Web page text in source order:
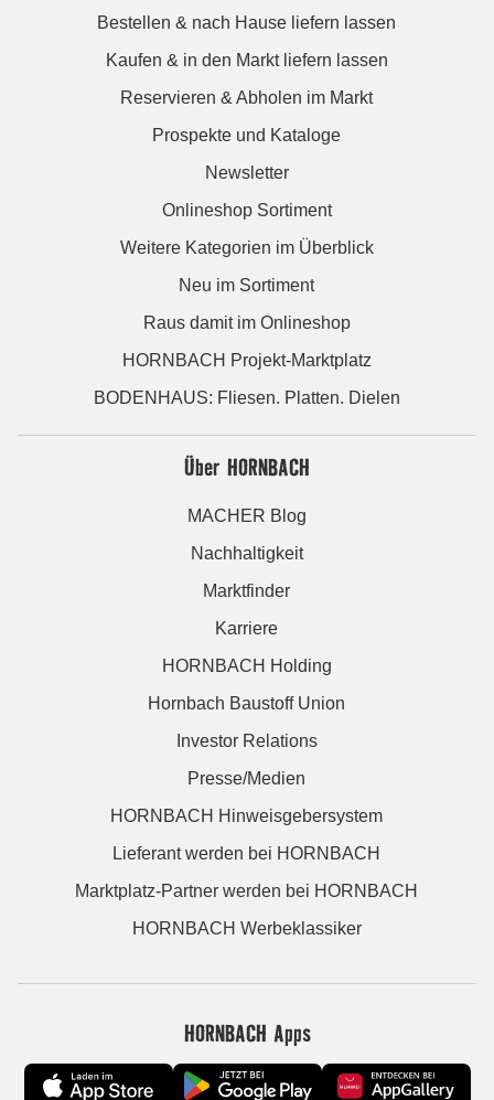
Bestellen & nach Hause liefern lassen
Kaufen & in den Markt liefern lassen
Reservieren & Abholen im Markt
Prospekte und Kataloge
Newsletter
Onlineshop Sortiment
Weitere Kategorien im Überblick
Neu im Sortiment
Raus damit im Onlineshop
HORNBACH Projekt-Marktplatz
BODENHAUS: Fliesen. Platten. Dielen
Über HORNBACH
MACHER Blog
Nachhaltigkeit
Marktfinder
Karriere
HORNBACH Holding
Hornbach Baustoff Union
Investor Relations
Presse/Medien
HORNBACH Hinweisgebersystem
Lieferant werden bei HORNBACH
Marktplatz-Partner werden bei HORNBACH
HORNBACH Werbeklassiker
HORNBACH Apps